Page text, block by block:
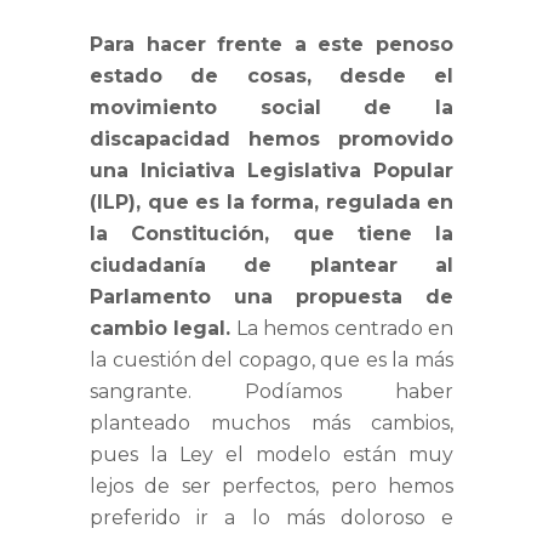
Para hacer frente a este penoso
estado de cosas, desde el
movimiento social de la
discapacidad hemos promovido
una Iniciativa Legislativa Popular
(ILP), que es la forma, regulada en
la Constitución, que tiene la
ciudadanía de plantear al
Parlamento una propuesta de
cambio legal. La hemos centrado en
la cuestión del copago, que es la más
sangrante. Podíamos haber
planteado muchos más cambios,
pues la Ley el modelo están muy
lejos de ser perfectos, pero hemos
preferido ir a lo más doloroso e